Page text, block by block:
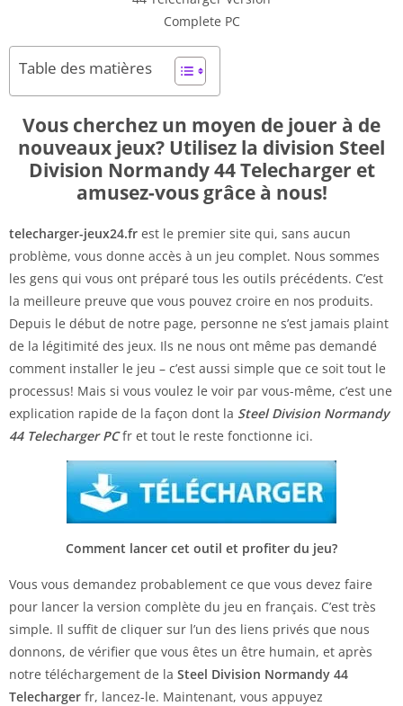
Table des matières
Vous cherchez un moyen de jouer à de
nouveaux jeux? Utilisez la division Steel
Division Normandy 44 Telecharger et
amusez-vous grâce à nous!
telecharger-jeux24.fr est le premier site qui, sans aucun
problème, vous donne accès à un jeu complet. Nous sommes
les gens qui vous ont préparé tous les outils précédents. C’est
la meilleure preuve que vous pouvez croire en nos produits.
Depuis le début de notre page, personne ne s’est jamais plaint
de la légitimité des jeux. Ils ne nous ont même pas demandé
comment installer le jeu – c’est aussi simple que ce soit tout le
processus! Mais si vous voulez le voir par vous-même, c’est une
explication rapide de la façon dont la Steel Division Normandy
44 Telecharger PCfr et tout le reste fonctionne ici.
Comment lancer cet outil et profiter du jeu?
Vous vous demandez probablement ce que vous devez faire
pour lancer la version complète du jeu en français. C’est très
simple. Il suffit de cliquer sur l’un des liens privés que nous
donnons, de vérifier que vous êtes un être humain, et après
notre téléchargement de la Steel Division Normandy 44
Telecharger fr, lancez-le. Maintenant, vous appuyez